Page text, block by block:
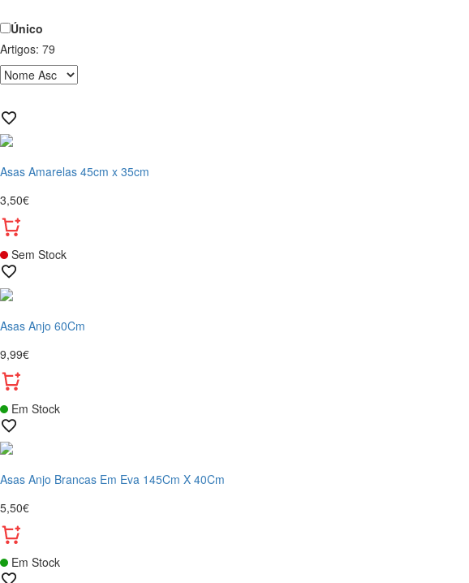
Único
Artigos: 79
Asas Amarelas 45cm x 35cm
3,50€
Sem Stock
Asas Anjo 60Cm
9,99€
Em Stock
Asas Anjo Brancas Em Eva 145Cm X 40Cm
5,50€
Em Stock